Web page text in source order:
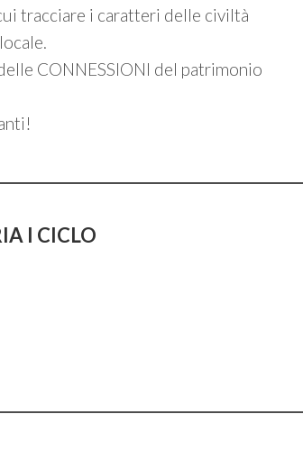
tracciare i caratteri delle civiltà
CONNESSIONI del patrimonio
I CICLO